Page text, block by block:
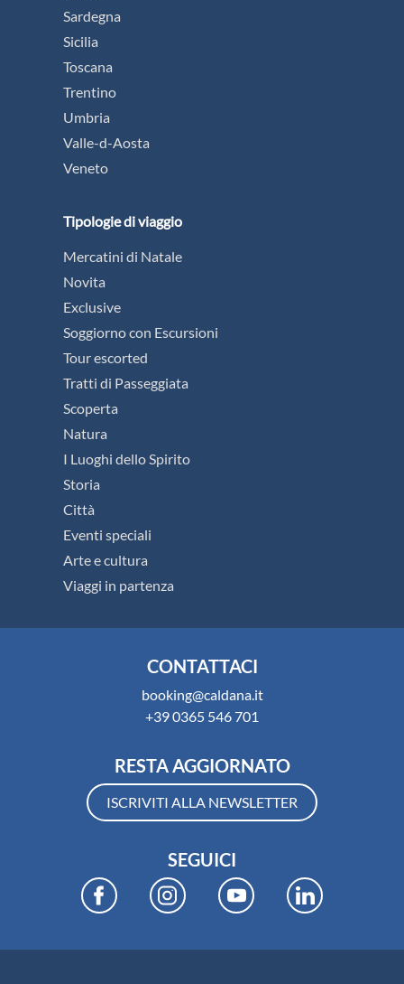
Sardegna
Sicilia
Toscana
Trentino
Umbria
Valle-d-Aosta
Veneto
Tipologie di viaggio
Mercatini di Natale
Novita
Exclusive
Soggiorno con Escursioni
Tour escorted
Tratti di Passeggiata
Scoperta
Natura
I Luoghi dello Spirito
Storia
Città
Eventi speciali
Arte e cultura
Viaggi in partenza
CONTATTACI
booking@caldana.it
+39 0365 546 701
RESTA AGGIORNATO
ISCRIVITI ALLA NEWSLETTER
SEGUICI